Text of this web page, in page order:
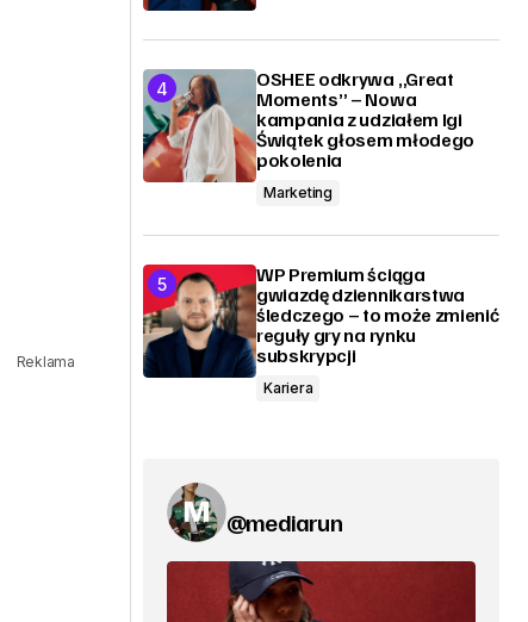
Reklama
OSHEE odkrywa „Great
Moments” – Nowa
kampania z udziałem Igi
Świątek głosem młodego
pokolenia
Marketing
WP Premium ściąga
gwiazdę dziennikarstwa
śledczego – to może zmienić
reguły gry na rynku
subskrypcji
Kariera
@mediarun